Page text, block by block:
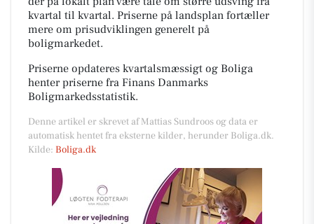
kvartal til kvartal. Priserne på landsplan fortæller
mere om prisudviklingen generelt på
boligmarkedet.
Priserne opdateres kvartalsmæssigt og Boliga
henter priserne fra Finans Danmarks
Boligmarkedsstatistik.
Denne artikel er skrevet af Mattias Sundroos og data er
automatisk hentet fra eksterne kilder, herunder Boliga.dk.
Kilde: Boliga.dk